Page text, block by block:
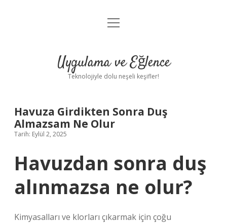
Anasayfa
Yasal Uyarı
menüyü
Uygulama ve Eğlence
Teknolojiyle dolu neşeli keşifler!
Havuza Girdikten Sonra Duş
Almazsam Ne Olur
Tarih: Eylül 2, 2025
Havuzdan sonra duş
alınmazsa ne olur?
Kimyasalları ve klorları çıkarmak için çoğu